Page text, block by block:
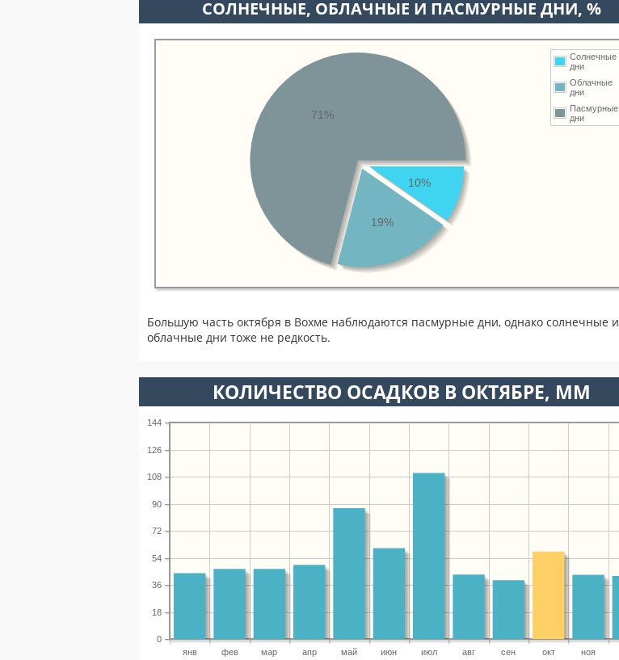
CОЛНЕЧНЫЕ, ОБЛАЧНЫЕ И ПАСМУРНЫЕ ДНИ, %
Солнечные
дни
Облачные
дни
Пасмурные
дни
10%
19%
71%
Большую часть октября в Вохме наблюдаются пасмурные дни, однако солнечные и
облачные дни тоже не редкость.
КОЛИЧЕСТВО ОСАДКОВ В ОКТЯБРЕ, ММ
янв фев мар апр май июн июл авг сен окт ноя
0
18
36
54
72
90
108
126
144